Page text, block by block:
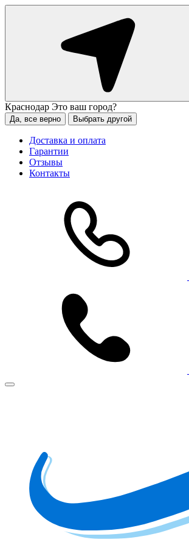
Краснодар Это ваш город?
Да, все верно Выбрать другой
Доставка и оплата
Гарантии
Отзывы
Контакты